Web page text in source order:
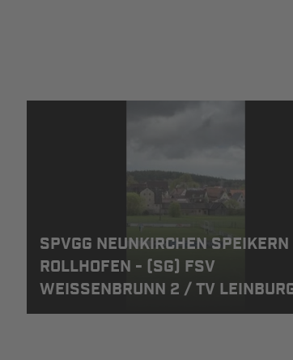
SPVGG NEUNKIRCHEN SPEIKERN
ROLLHOFEN - (SG) FSV
WEISSENBRUNN 2 / TV